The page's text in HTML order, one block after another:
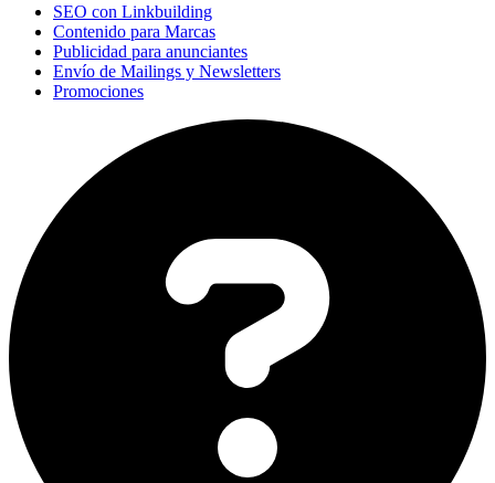
SEO con Linkbuilding
Contenido para Marcas
Publicidad para anunciantes
Envío de Mailings y Newsletters
Promociones